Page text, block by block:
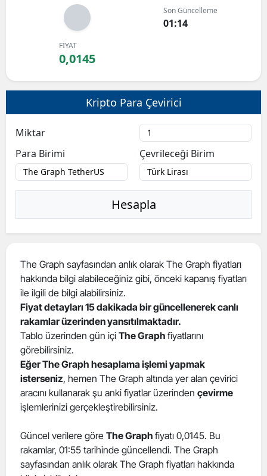
Bilecik
Burdur
Bursa
Çanakkale
Çankırı
Çorum
Denizli
Edirne
Elazığ
Erzincan
Eskişehir
Gaziantep
Gümüşhane
Son Güncelleme
01:14
FİYAT
0,0145
Kripto Para Çevirici
Miktar
Para Birimi
Çevrileceği Birim
Hesapla
The Graph sayfasından anlık olarak The Graph fiyatları
hakkında bilgi alabileceğiniz gibi, önceki kapanış fiyatları
ile ilgili de bilgi alabilirsiniz.
Fiyat detayları 15 dakikada bir güncellenerek canlı
rakamlar üzerinden yansıtılmaktadır.
Tablo üzerinden gün içi The Graph fiyatlarını
görebilirsiniz.
Eğer The Graph hesaplama işlemi yapmak
isterseniz, hemen The Graph altında yer alan çevirici
aracını kullanarak şu anki fiyatlar üzerinden çevirme
işlemlerinizi gerçekleştirebilirsiniz.
Güncel verilere göre The Graph fiyatı 0,0145. Bu
rakamlar, 01:55 tarihinde güncellendi. The Graph
sayfasından anlık olarak The Graph fiyatları hakkında